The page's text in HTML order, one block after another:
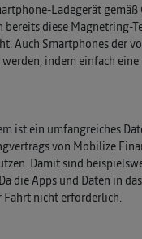
Ladegerät
diese Magnetring-
Auch Smartphones der
indem einfach
ist ein umfangreiches
von Mobilize
Damit sind
die Apps und Daten in
Fahrt nicht erforderlich.